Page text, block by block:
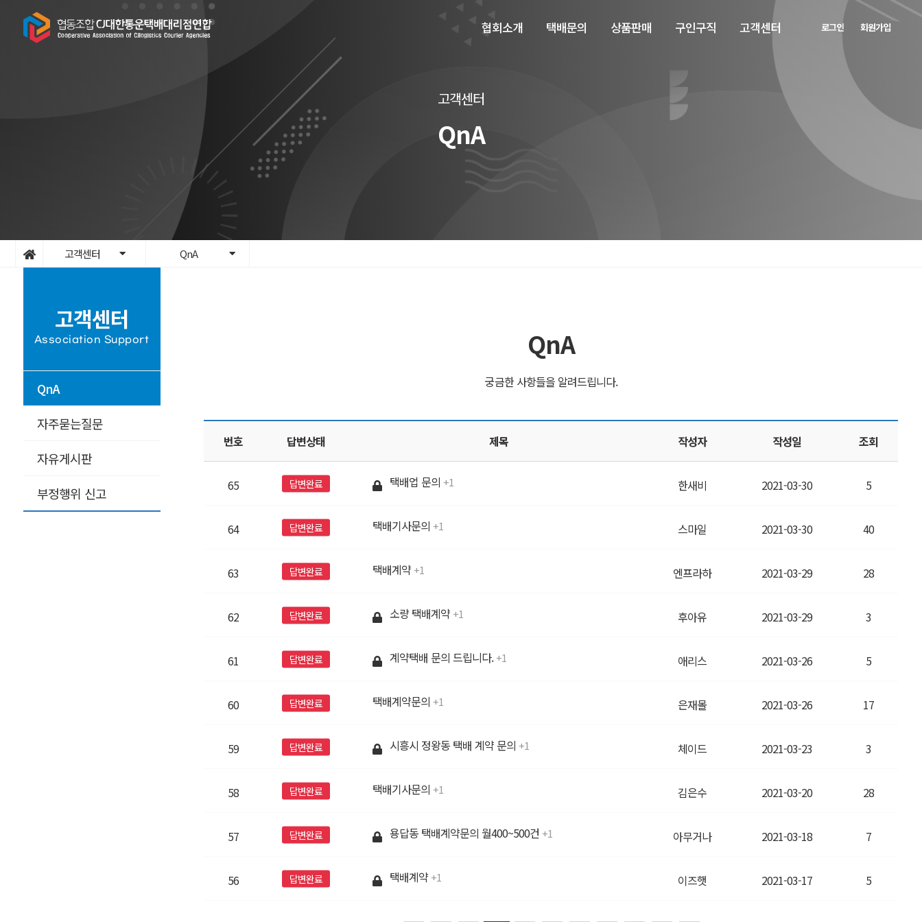
협회소개 택배문의 상품판매 구인구직 고객센터 로그인 회원가입
고객센터
QnA
고객센터 QnA
고객센터
Association Support
QnA
자주묻는질문
자유게시판
부정행위 신고
QnA
궁금한 사항들을 알려드립니다.
번호 답변상태 제목 작성자 작성일 조회
65 답변완료 택배업 문의 1 한새비 2021-03-30 5
64 답변완료 택배기사문의 1 스마일 2021-03-30 40
63 답변완료 택배계약 1 엔프라하 2021-03-29 28
62 답변완료 소량 택배계약 1 후아유 2021-03-29 3
61 답변완료 계약택배 문의 드립니다. 1 애리스 2021-03-26 5
60 답변완료 택배계약문의 1 은재몰 2021-03-26 17
59 답변완료 시흥시 정왕동 택배 계약 문의 1 체이드 2021-03-23 3
58 답변완료 택배기사문의 1 김은수 2021-03-20 28
57 답변완료 용답동 택배계약문의 월400~500건 1 아무거나 2021-03-18 7
56 답변완료 택배계약 1 이즈햇 2021-03-17 5